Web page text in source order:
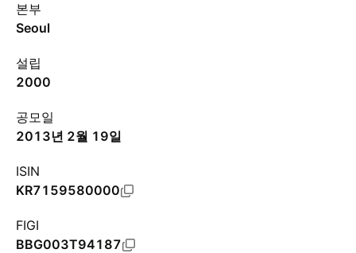
본부
Seoul
설립
2000
공모일
2013년 2월 19일
ISIN
KR7159580000
FIGI
BBG003T94187